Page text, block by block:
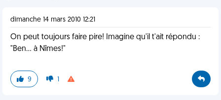
dimanche 14 mars 2010 12:21
On peut toujours faire pire! Imagine qu'il t'ait répondu :
"Ben... à Nîmes!"
9 1